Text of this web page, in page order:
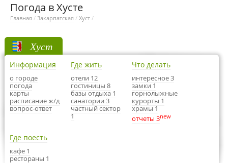
Погода в Хусте
Главная / Закарпатская / Хуст /
Хуст
Информация
о городе
погода
карты
расписание ж/д
вопрос-ответ
Где жить
отели 12
гостиницы 8
базы отдыха 1
санатории 3
частный сектор
1
Что делать
интересное 3
замки 1
горнолыжные
курорты 1
храмы 1
отчеты 3new
Где поесть
кафе 1
рестораны 1